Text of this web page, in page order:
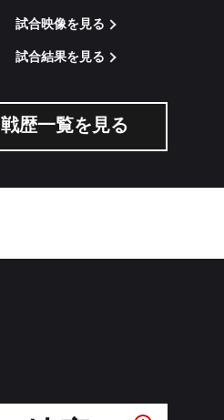
試合映像を見る
試合結果を見る
戦歴一覧を見る